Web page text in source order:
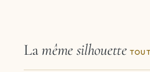
Lamême silhouette